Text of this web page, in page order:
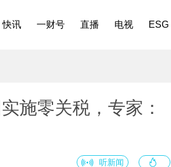
快讯 一财号 直播 电视 ESG
施零关税，专家：
听新闻